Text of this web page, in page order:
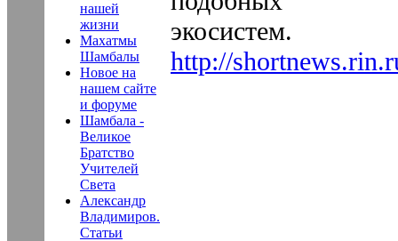
нашей
жизни
Махатмы
Шамбалы
Новое на
нашем сайте
и форуме
Шамбала -
Великое
Братство
Учителей
Света
Александр
Владимиров.
Статьи
экосистем.
http://